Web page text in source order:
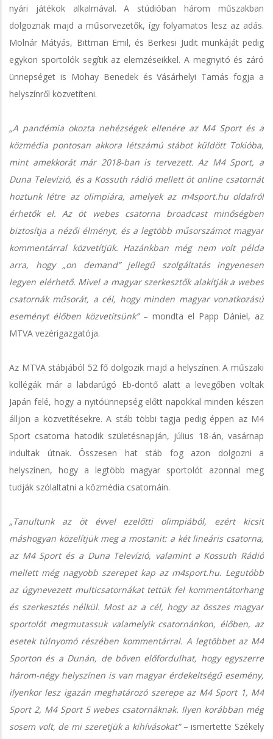
nyári játékok alkalmával. A stúdióban három műszakban
dolgoznak majd a műsorvezetők, így folyamatos lesz az adás.
Molnár Mátyás, Bittman Emil, és Berkesi Judit munkáját pedig
egykori sportolók segítik az elemzéseikkel. A megnyitó és záró
ünnepséget is Mohay Benedek és Vásárhelyi Tamás fogja a
helyszínről közvetíteni.
„A pandémia okozta nehézségek ellenére az M4 Sport és a
közmédia pontosan akkora létszámú stábot küldött Tokióba,
mint amekkorát már 2018-ban is tervezett. Az M4 Sport, a
Duna Televízió, és a Kossuth rádió mellett öt online csatornát
hoztunk létre az olimpiára, amelyek az m4sport.hu oldalról
érhetők el. Az öt webes csatorna broadcast minőségben
biztosítja a nézői élményt, és a legtöbb műsorszámot magyar
kommentárral közvetítjük. Hazánkban még nem volt példa
arra, hogy „on demand” jellegű szolgáltatás ingyenesen
legyen elérhető. Mivel a magyar szerkesztők alakítják a webes
csatornák műsorát, a cél, hogy minden magyar vonatkozású
eseményt élőben közvetítsünk”– mondta el Papp Dániel, az
MTVA vezérigazgatója.
Az MTVA stábjából 52 fő dolgozik majd a helyszínen. A műszaki
kollégák már a labdarúgó Eb-döntő alatt a levegőben voltak
Japán felé, hogy a nyitóünnepség előtt napokkal minden készen
álljon a közvetítésekre. A stáb többi tagja pedig éppen az M4
Sport csatorna hatodik születésnapján, július 18-án, vasárnap
indultak útnak. Összesen hat stáb fog azon dolgozni a
helyszínen, hogy a legtöbb magyar sportolót azonnal meg
tudják szólaltatni a közmédia csatornáin.
„Tanultunk az öt évvel ezelőtti olimpiából, ezért kicsit
máshogyan közelítjük meg a mostanit: a két lineáris csatorna,
az M4 Sport és a Duna Televízió, valamint a Kossuth Rádió
mellett még nagyobb szerepet kap az m4sport.hu. Legutóbb
az úgynevezett multicsatornákat tettük fel kommentátorhang
és szerkesztés nélkül. Most az a cél, hogy az összes magyar
sportolót megmutassuk valamelyik csatornánkon, élőben, az
esetek túlnyomó részében kommentárral. A legtöbbet az M4
Sporton és a Dunán, de bőven előfordulhat, hogy egyszerre
három-négy helyszínen is van magyar érdekeltségű esemény,
ilyenkor lesz igazán meghatározó szerepe az M4 Sport 1, M4
Sport 2, M4 Sport 5 webes csatornáknak. Ilyen korábban még
sosem volt, de mi szeretjük a kihívásokat”– ismertette Székely